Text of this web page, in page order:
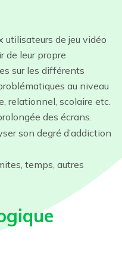
utilisateurs de jeu vidéo
de leur propre
sur les différents
au niveau
relationnel, scolaire etc.
des écrans.
son degré d’addiction
temps, autres